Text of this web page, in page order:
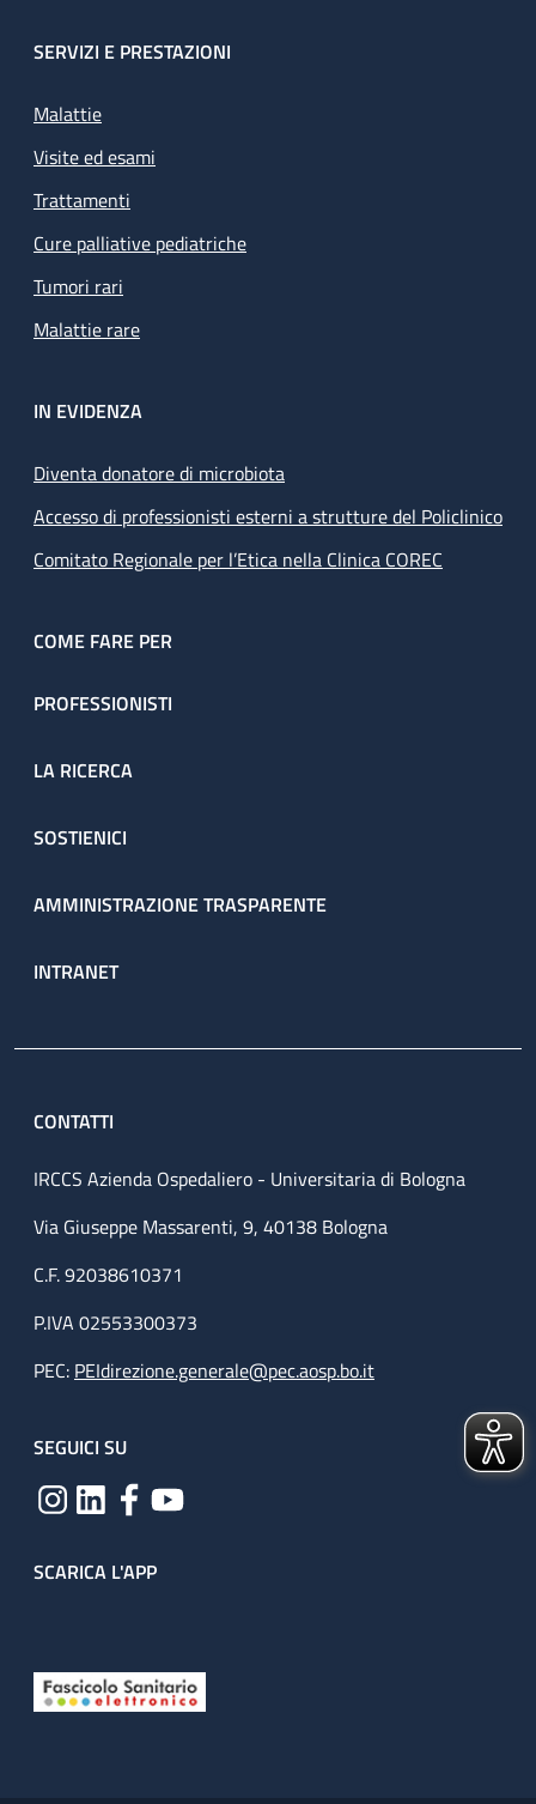
SERVIZI E PRESTAZIONI
Malattie
Visite ed esami
Trattamenti
Cure palliative pediatriche
Tumori rari
Malattie rare
IN EVIDENZA
Diventa donatore di microbiota
Accesso di professionisti esterni a strutture del Policlinico
Comitato Regionale per l’Etica nella Clinica COREC
COME FARE PER
PROFESSIONISTI
LA RICERCA
SOSTIENICI
AMMINISTRAZIONE TRASPARENTE
INTRANET
CONTATTI
IRCCS Azienda Ospedaliero - Universitaria di Bologna
Via Giuseppe Massarenti, 9, 40138 Bologna
C.F. 92038610371
P.IVA 02553300373
PEC: PEIdirezione.generale@pec.aosp.bo.it
SEGUICI SU
SCARICA L'APP